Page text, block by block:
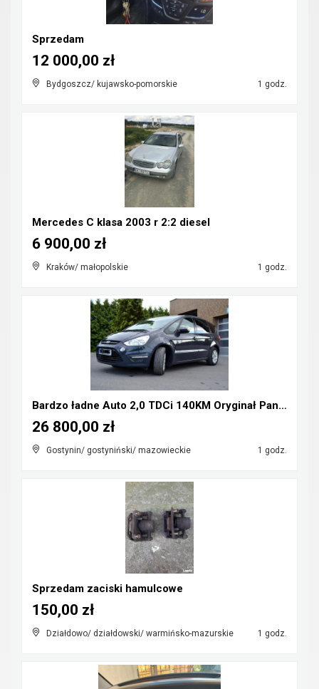
Sprzedam
Bydgoszcz/ kujawsko-pomorskie 1 godz.
12 000,00 zł
Mercedes C klasa 2003 r 2:2 diesel
Kraków/ małopolskie 1 godz.
6 900,00 zł
Bardzo ładne Auto 2,0 TDCi 140KM Oryginał Panorama...
Gostynin/ gostyniński/ mazowieckie 1 godz.
26 800,00 zł
Sprzedam zaciski hamulcowe
Działdowo/ działdowski/ warmińsko-mazurskie 1 godz.
150,00 zł